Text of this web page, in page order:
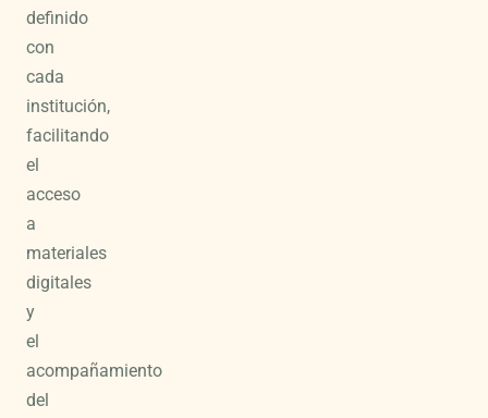
definido
con
cada
institución,
facilitando
el
acceso
a
materiales
digitales
y
el
acompañamiento
del